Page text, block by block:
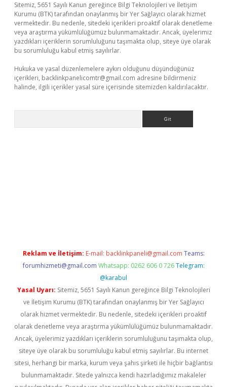
Sitemiz, 5651 Sayılı Kanun gereğince Bilgi Teknolojileri ve İletişim
Kurumu (BTK) tarafından onaylanmış bir Yer Sağlayıcı olarak hizmet
vermektedir. Bu nedenle, sitedeki içerikleri proaktif olarak denetleme
veya araştırma yükümlülüğümüz bulunmamaktadır. Ancak, üyelerimiz
yazdıkları içeriklerin sorumluluğunu taşımakta olup, siteye üye olarak
bu sorumluluğu kabul etmiş sayılırlar.
Hukuka ve yasal düzenlemelere aykırı olduğunu düşündüğünüz
içerikleri, backlinkpanelicomtr@gmail.com adresine bildirmeniz
halinde, ilgili içerikler yasal süre içerisinde sitemizden kaldırılacaktır.
Reklam ve İletişim: E-mail: backlinkpaneli@gmail.com Teams:
forumhizmeti@gmail.com Whatsapp: 0262 606 0 726 Telegram:
@karabul
Yasal Uyarı: Sitemiz, 5651 Sayılı Kanun gereğince Bilgi Teknolojileri
ve İletişim Kurumu (BTK) tarafından onaylanmış bir Yer Sağlayıcı
olarak hizmet vermektedir. Bu nedenle, sitedeki içerikleri proaktif
olarak denetleme veya araştırma yükümlülüğümüz bulunmamaktadır.
Ancak, üyelerimiz yazdıkları içeriklerin sorumluluğunu taşımakta olup,
siteye üye olarak bu sorumluluğu kabul etmiş sayılırlar. Bu internet
sitesi, herhangi bir marka, kurum veya şahıs şirketi ile hiçbir bağlantısı
bulunmamaktadır. Sitede yalnızca kendi hazırladığımız makaleler